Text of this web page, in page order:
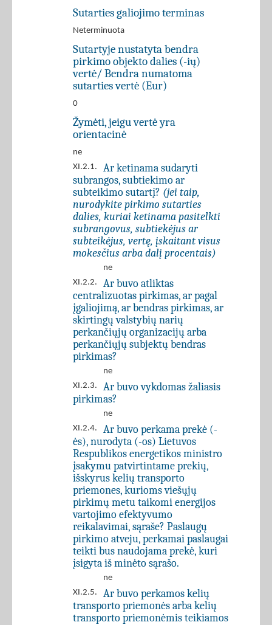
Sutarties galiojimo terminas
Neterminuota
Sutartyje nustatyta bendra
pirkimo objekto dalies (-ių)
vertė/ Bendra numatoma
sutarties vertė (Eur)
0
Žymėti, jeigu vertė yra
orientacinė
ne
XI.2.1.
Ar ketinama sudaryti
subrangos, subtiekimo ar
subteikimo sutartį? (jei taip,
nurodykite pirkimo sutarties
dalies, kuriai ketinama pasitelkti
subrangovus, subtiekėjus ar
subteikėjus, vertę, įskaitant visus
mokesčius arba dalį procentais)
ne
XI.2.2.
Ar buvo atliktas
centralizuotas pirkimas, ar pagal
įgaliojimą, ar bendras pirkimas, ar
skirtingų valstybių narių
perkančiųjų organizacijų arba
perkančiųjų subjektų bendras
pirkimas?
ne
XI.2.3.
Ar buvo vykdomas žaliasis
pirkimas?
ne
XI.2.4.
Ar buvo perkama prekė (-
ės), nurodyta (-os) Lietuvos
Respublikos energetikos ministro
įsakymu patvirtintame prekių,
išskyrus kelių transporto
priemones, kurioms viešųjų
pirkimų metu taikomi energijos
vartojimo efektyvumo
reikalavimai, sąraše? Paslaugų
pirkimo atveju, perkamai paslaugai
teikti bus naudojama prekė, kuri
įsigyta iš minėto sąrašo.
ne
XI.2.5.
Ar buvo perkamos kelių
transporto priemonės arba kelių
transporto priemonėmis teikiamos